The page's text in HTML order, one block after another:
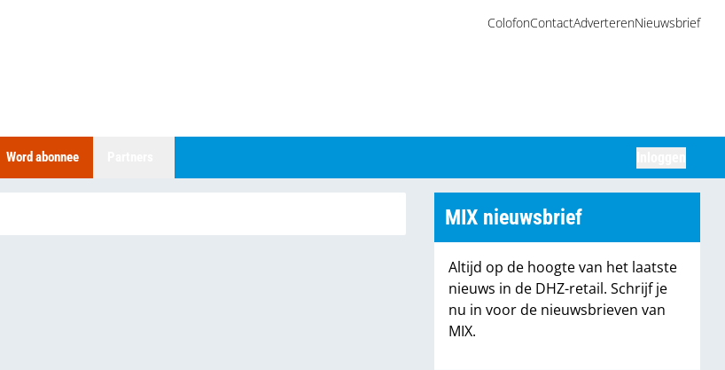
ColofonContactAdverterenNieuwsbrief
Word abonnee
MIX nieuwsbrief
Altijd op de hoogte van het laatste
nieuws in de DHZ-retail. Schrijf je
nu in voor de nieuwsbrieven van
MIX.